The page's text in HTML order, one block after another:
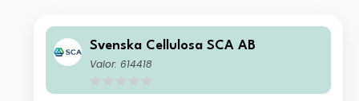
Svenska Cellulosa SCA AB
Valor: 614418